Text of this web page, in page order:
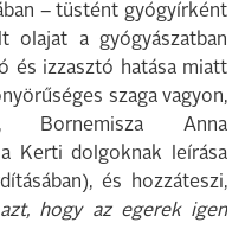
– tüstént gyógyírként
olajat a gyógyászatban
és izzasztó hatása miatt
szaga vagyon,
Bornemisza Anna
Kerti dolgoknak leírása
és hozzáteszi,
hogy az egerek igen